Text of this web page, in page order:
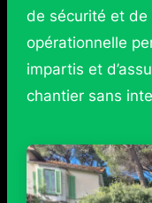
de sécurité et
opérationnelle
impartis et
chantier sans